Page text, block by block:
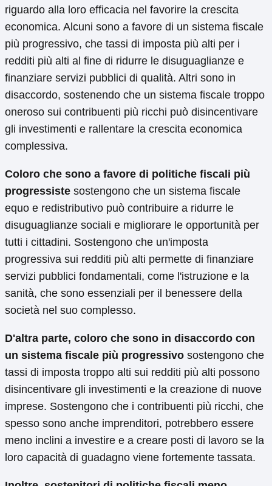
riguardo alla loro efficacia nel favorire la crescita
economica. Alcuni sono a favore di un sistema fiscale
più progressivo, che tassi di imposta più alti per i
redditi più alti al fine di ridurre le disuguaglianze e
finanziare servizi pubblici di qualità. Altri sono in
disaccordo, sostenendo che un sistema fiscale troppo
oneroso sui contribuenti più ricchi può disincentivare
gli investimenti e rallentare la crescita economica
complessiva.
Coloro che sono a favore di politiche fiscali più
progressiste sostengono che un sistema fiscale
equo e redistributivo può contribuire a ridurre le
disuguaglianze sociali e migliorare le opportunità per
tutti i cittadini. Sostengono che un'imposta
progressiva sui redditi più alti permette di finanziare
servizi pubblici fondamentali, come l'istruzione e la
sanità, che sono essenziali per il benessere della
società nel suo complesso.
D'altra parte, coloro che sono in disaccordo con
un sistema fiscale più progressivo sostengono che
tassi di imposta troppo alti sui redditi più alti possono
disincentivare gli investimenti e la creazione di nuove
imprese. Sostengono che i contribuenti più ricchi, che
spesso sono anche imprenditori, potrebbero essere
meno inclini a investire e a creare posti di lavoro se la
loro capacità di guadagno viene fortemente tassata.